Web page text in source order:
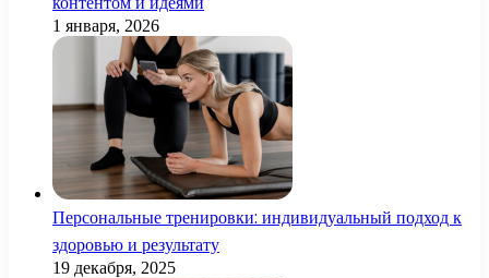
1 января, 2026
Персональные тренировки: индивидуальный подход к
здоровью и результату
19 декабря, 2025